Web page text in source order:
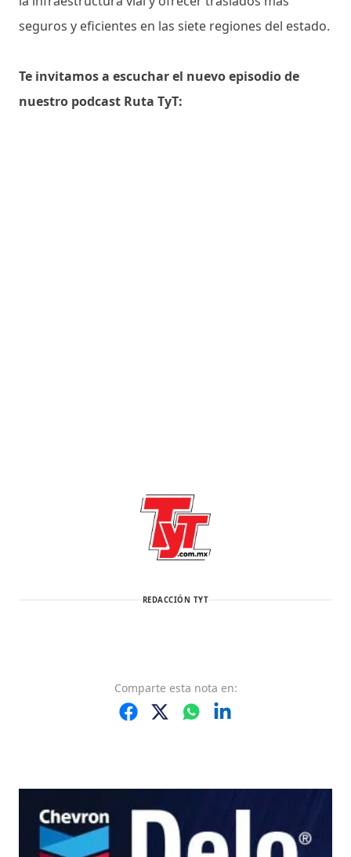
seguros y eficientes en las siete regiones del estado.
Te invitamos a escuchar el nuevo episodio de
nuestro podcast Ruta TyT:
REDACCIÓN TYT
Comparte esta nota en: